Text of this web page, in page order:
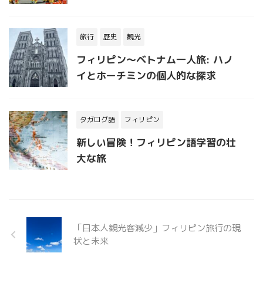
旅行 歴史 観光
フィリピン〜ベトナム一人旅: ハノ
イとホーチミンの個人的な探求
タガログ語 フィリピン
新しい冒険！フィリピン語学習の壮
大な旅
「日本人観光客減少」フィリピン旅行の現
状と未来